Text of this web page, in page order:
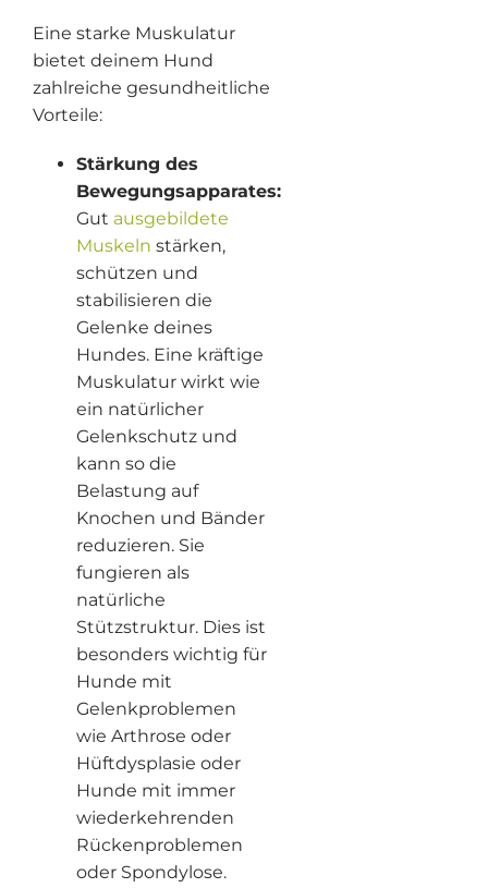
Eine starke Muskulatur
bietet deinem Hund
zahlreiche gesundheitliche
Vorteile:
Stärkung des
Bewegungsapparates:
Gut ausgebildete
Muskeln stärken,
schützen und
stabilisieren die
Gelenke deines
Hundes. Eine kräftige
Muskulatur wirkt wie
ein natürlicher
Gelenkschutz und
kann so die
Belastung auf
Knochen und Bänder
reduzieren. Sie
fungieren als
natürliche
Stützstruktur. Dies ist
besonders wichtig für
Hunde mit
Gelenkproblemen
wie Arthrose oder
Hüftdysplasie oder
Hunde mit immer
wiederkehrenden
Rückenproblemen
oder Spondylose.